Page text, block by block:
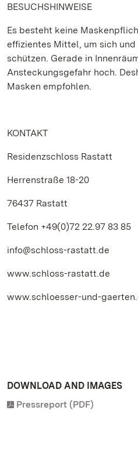
BESUCHSHINWEISE
Es besteht keine
effizientes Mittel, um sich
schützen. Gerade in
Ansteckungsgefahr hoch.
Masken empfohlen.
KONTAKT
Residenzschloss Rastatt
Herrenstraße 18-20
76437 Rastatt
Telefon +49(0)72 22.97 83 85
info@schloss-rastatt.de
www.schloss-rastatt.de
www.schloesser-und-
DOWNLOAD AND IMAGES
Pressreport (PDF)